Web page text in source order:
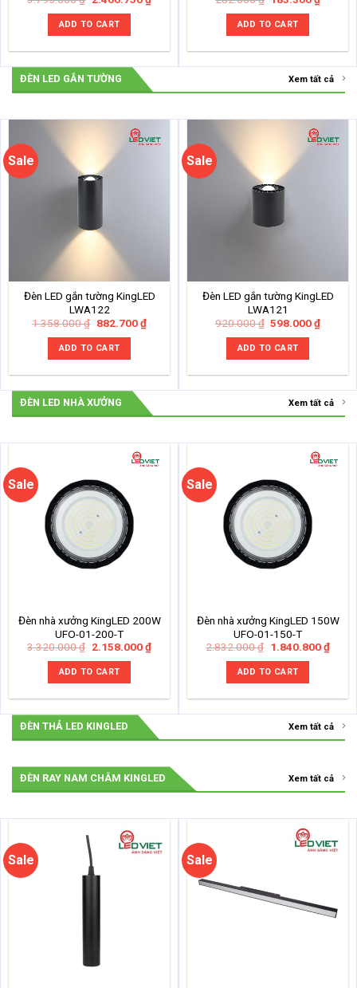
was:
3.795.000 ₫.
price
ADD TO CART
was:
282.000 ₫.
ADD TO CART
ĐÈN LED GẮN TƯỜNG Xem tất cả
Sale
Đèn LED gắn tường KingLED
LWA122
1.358.000₫ Original
was:
1.358.000 ₫.
882.700₫Current
price
ADD TO CART
Sale
Đèn LED gắn tường KingLED
LWA121
920.000₫ Original
was:
920.000 ₫.
598.000₫Current
ADD TO CART
ĐÈN LED NHÀ XƯỞNG Xem tất cả
Sale
Đèn nhà xưởng KingLED 200W
UFO-01-200-T
3.320.000₫ Original
was:
3.320.000 ₫.
2.158.000₫Current
price
ADD TO CART
Sale
Đèn nhà xưởng KingLED 150W
UFO-01-150-T
2.832.000₫ Original
was:
2.832.000 ₫.
1.840.800₫
price
ADD TO CART
ĐÈN THẢ LED KINGLED Xem tất cả
ĐÈN RAY NAM CHÂM KINGLED Xem tất cả
Sale Sale